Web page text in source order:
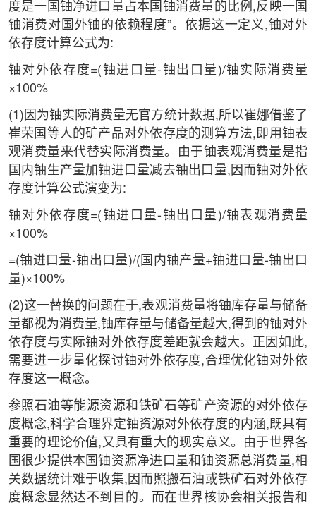
度是一国铀净进口量占本国铀消费量的比例,反映一国
铀消费对国外铀的依赖程度”。依据这一定义,铀对外
依存度计算公式为:
铀对外依存度=(铀进口量-铀出口量)/铀实际消费量
×100%
(1)因为铀实际消费量无官方统计数据,所以崔娜借鉴了
崔荣国等人的矿产品对外依存度的测算方法,即用铀表
观消费量来代替实际消费量。由于铀表观消费量是指
国内铀生产量加铀进口量减去铀出口量,因而铀对外依
存度计算公式演变为:
铀对外依存度=(铀进口量-铀出口量)/铀表观消费量
×100%
=(铀进口量-铀出口量)/(国内铀产量+铀进口量-铀出口
量)×100%
(2)这一替换的问题在于,表观消费量将铀库存量与储备
量都视为消费量,铀库存量与储备量越大,得到的铀对外
依存度与实际铀对外依存度差距就会越大。正因如此,
需要进一步量化探讨铀对外依存度,合理优化铀对外依
存度这一概念。
参照石油等能源资源和铁矿石等矿产资源的对外依存
度概念,科学合理界定铀资源对外依存度的内涵,既具有
重要的理论价值,又具有重大的现实意义。由于世界各
国很少提供本国铀资源净进口量和铀资源总消费量,相
关数据统计难于收集,因而照搬石油或铁矿石对外依存
度概念显然达不到目的。而在世界核协会相关报告和